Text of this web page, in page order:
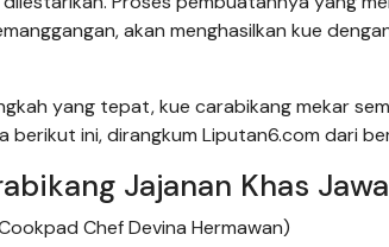
akan menghasilkan kue
yang tepat, kue carabikang mekar
berikut ini, dirangkum Liputan6.com dari
Jajanan Khas Jawa
Chef Devina Hermawan)